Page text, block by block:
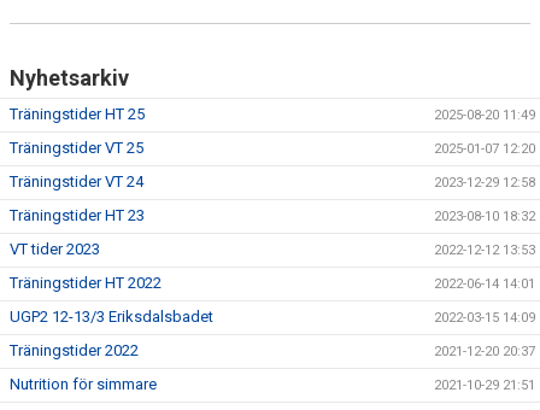
Nyhetsarkiv
Träningstider HT 25 2025-08-20 11:49
Träningstider VT 25 2025-01-07 12:20
Träningstider VT 24 2023-12-29 12:58
Träningstider HT 23 2023-08-10 18:32
VT tider 2023 2022-12-12 13:53
Träningstider HT 2022 2022-06-14 14:01
UGP2 12-13/3 Eriksdalsbadet 2022-03-15 14:09
Träningstider 2022 2021-12-20 20:37
Nutrition för simmare 2021-10-29 21:51